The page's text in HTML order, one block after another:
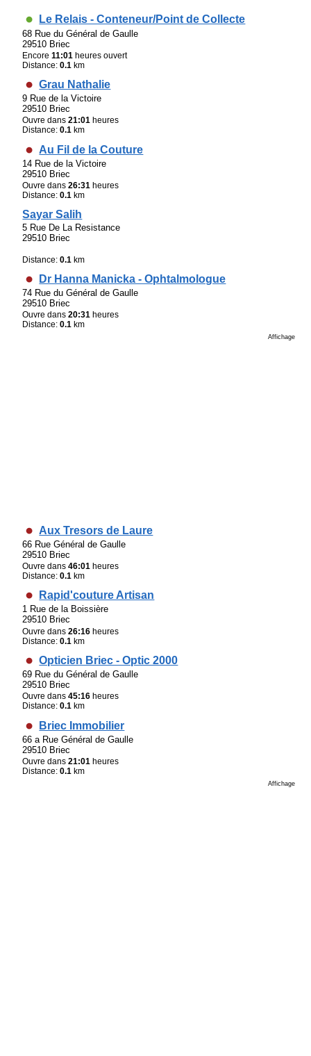
Le Relais - Conteneur/Point de Collecte
68 Rue du Général de Gaulle
29510 Briec
Encore11:01 heures ouvert
Distance:0.1 km
Grau Nathalie
9 Rue de la Victoire
29510 Briec
Ouvre dans21:01 heures
Distance:0.1 km
Au Fil de la Couture
14 Rue de la Victoire
29510 Briec
Ouvre dans26:31 heures
Distance:0.1 km
Sayar Salih
5 Rue De La Resistance
29510 Briec
Distance:0.1 km
Dr Hanna Manicka - Ophtalmologue
74 Rue du Général de Gaulle
29510 Briec
Ouvre dans20:31 heures
Distance:0.1 km
Affichage
Aux Tresors de Laure
66 Rue Général de Gaulle
29510 Briec
Ouvre dans46:01 heures
Distance:0.1 km
Rapid'couture Artisan
1 Rue de la Boissière
29510 Briec
Ouvre dans26:16 heures
Distance:0.1 km
Opticien Briec - Optic 2000
69 Rue du Général de Gaulle
29510 Briec
Ouvre dans45:16 heures
Distance:0.1 km
Briec Immobilier
66 a Rue Général de Gaulle
29510 Briec
Ouvre dans21:01 heures
Distance:0.1 km
Affichage